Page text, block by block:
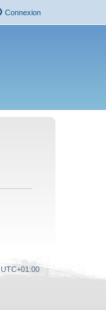
Connexion
UTC+01:00